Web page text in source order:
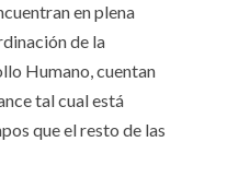
en plena
de la
Humano, cuentan
tal cual está
que el resto de las